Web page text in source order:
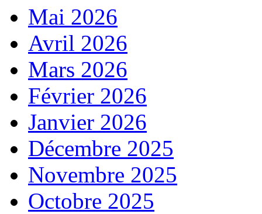
Mai 2026
Avril 2026
Mars 2026
Février 2026
Janvier 2026
Décembre 2025
Novembre 2025
Octobre 2025